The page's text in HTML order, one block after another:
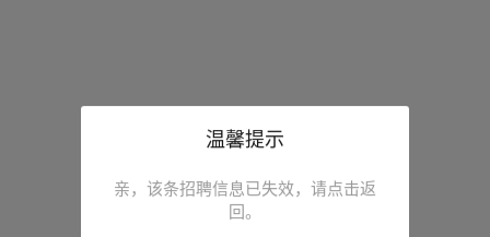
温馨提示
亲，该条招聘信息已失效，请点击返
回。